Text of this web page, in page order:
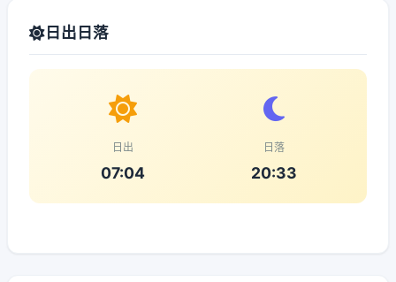
日出日落
日出
07:04
日落
20:33